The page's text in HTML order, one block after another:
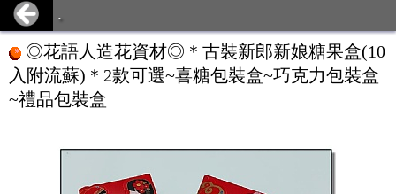
.
◎花語人造花資材◎＊古裝新郎新娘糖果盒(10
入附流蘇)＊2款可選~喜糖包裝盒~巧克力包裝盒
~禮品包裝盒